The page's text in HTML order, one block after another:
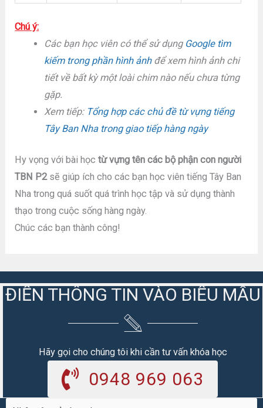
Chú ý:
Các bạn học viên có thể sử dụng Google tìm
kiếm trong phần hình ảnhđể xem hình ảnh chi
tiết về bất kỳ một loài chim nào nếu chưa từng
gặp.
Xem tiếp: Tổng hợp các chủ đề từ vựng tiếng
Tây Ban Nha trong giao tiếp hàng ngày
Hy vọng với bài họctừ vựng tên các bộ phận con người
TBN P2 sẽ giúp ích cho các bạn học viên tiếng Tây Ban
Nha trong quá suốt quá trình học tập và sử dụng thành
thạo trong cuộc sống hàng ngày.
Chúc các bạn thành công!
ĐIỀN THÔNG TIN VÀO BIỂU MẪU
Hãy gọi cho chúng tôi khi cần tư vấn khóa học
0948 969 063